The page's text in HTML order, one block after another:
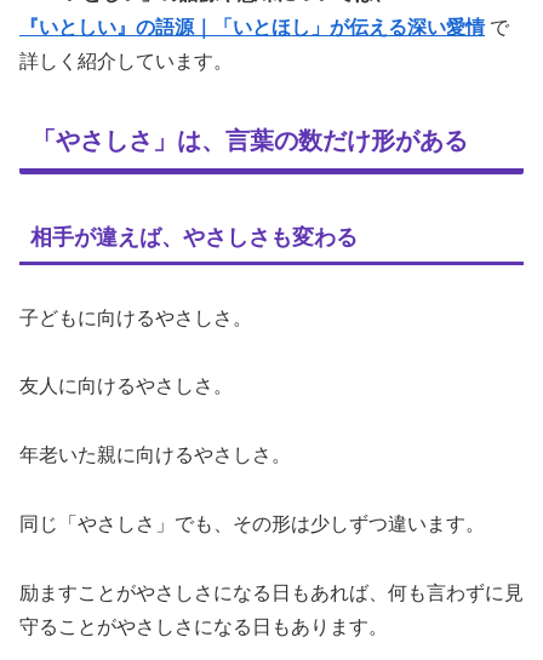
『いとしい』の語源｜「いとほし」が伝える深い愛情で
詳しく紹介しています。
「やさしさ」は、言葉の数だけ形がある
相手が違えば、やさしさも変わる
子どもに向けるやさしさ。
友人に向けるやさしさ。
年老いた親に向けるやさしさ。
同じ「やさしさ」でも、その形は少しずつ違います。
励ますことがやさしさになる日もあれば、何も言わずに見
守ることがやさしさになる日もあります。